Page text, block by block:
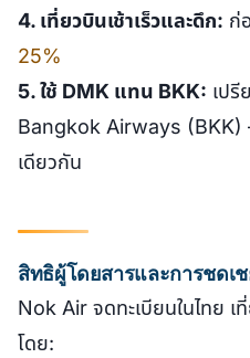
4. เที่ยวบินเช้าเร็วและดึก: ก่
25%
5. ใช้ DMK แทน BKK: เป
Bangkok Airways
เดียวกัน
สิทธิผู้โดยสารและการชดเ
Nok Air จดทะเบียนในไทย
โดย: